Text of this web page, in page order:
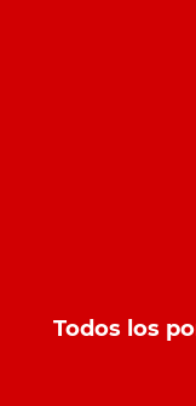
Todos los